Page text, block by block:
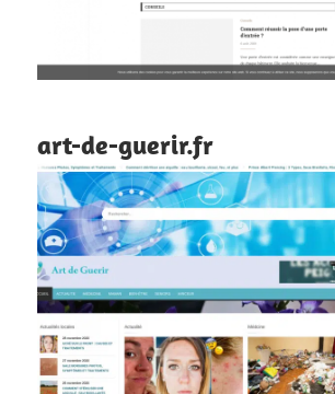
art-de-guerir.fr